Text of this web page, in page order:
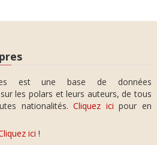
est une base de données
les polars et leurs auteurs, de tous
nationalités.Cliquez ici pour en
ici !